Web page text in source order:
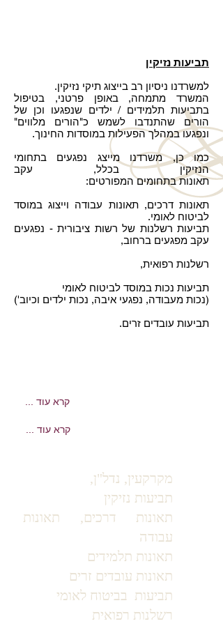
תביעות נזיקין
למשרדנו ניסיון רב בייצוג תיקי נזיקין.
המשרד מתמחה, באופן פרטני, בטיפול
בתביעות תלמידים / ילדים שנפגעו וכן של
הורים שהתנדבו לשמש כ"הורים מלווים"
ונפגעו במהלך הפעילות במוסדות החינוך.
כמו כן, משרדנו מייצג נפגעים בתחומי
הנזיקין בכלל, עקב
תאונות בתחומים המפורטים:
תאונות דרכים, תאונות עבודה וייצוג במוסד
לביטוח לאומי.
תביעות רשלנות של רשות ציבורית - נפגעים
עקב מפגעים ברחוב,
רשלנות רפואית,
תביעות נכות במוסד לביטוח לאומי
(נכות מעבודה, נפגעי איבה, נכות ילדים וכיוב')
תביעות עובדים זרים.
... קרא עוד
... קרא עוד
מקרקעין, נדל"ן,
תביעות נזיקין
תאונות דרכים, תאונות
עבודה
תאונות תלמידים
תאונות עובדים זרים
תביעות בביטוח לאומי
רשלנות רפואית